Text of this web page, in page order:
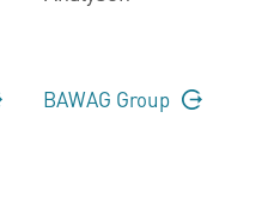
BAWAG Group